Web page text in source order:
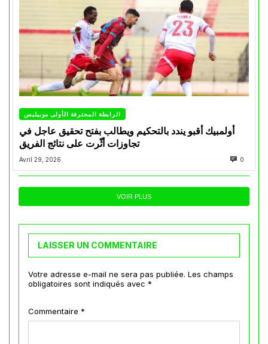
الرابطة المحترفة الأولى موبيليس
أولمبيك أقبو يندد بالتحكيم ويطالب بفتح تحقيق عاجل في
تجاوزات أثّرت على نتائج الفريق
Avril 29, 2026 0
VOIR PLUS
LAISSER UN COMMENTAIRE
Votre adresse e-mail ne sera pas publiée. Les champs
obligatoires sont indiqués avec *
Commentaire *